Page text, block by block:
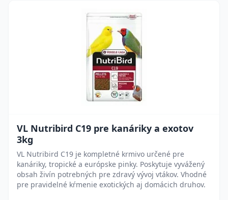
VL Nutribird C19 pre kanáriky a exotov
3kg
VL Nutribird C19 je kompletné krmivo určené pre
kanáriky, tropické a európske pinky. Poskytuje vyvážený
obsah živín potrebných pre zdravý vývoj vtákov. Vhodné
pre pravidelné kŕmenie exotických aj domácich druhov.